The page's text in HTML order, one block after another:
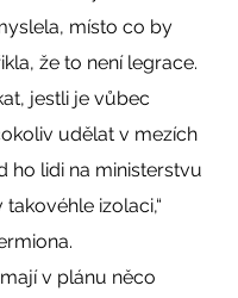
místo co by
že to není legrace.
jestli je vůbec
udělat v mezích
ho lidi na ministerstvu
izolaci,“